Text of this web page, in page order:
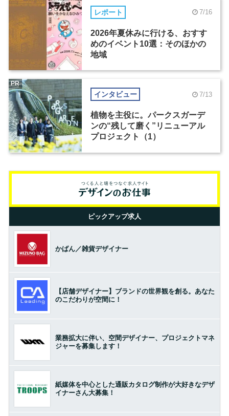
レポート 7/16
2026年夏休みに行ける、おすす
めのイベント10選：そのほかの
地域
インタビュー 7/13
植物を主役に。パークスガーデ
ンの“残して磨く”リニューアル
プロジェクト（1）
PR
ピックアップ求人
かばん／雑貨デザイナー
【店舗デザイナー】ブランドの世界観を創る。あなた
のこだわりが空間に！
業務拡大に伴い、空間デザイナー、プロジェクトマネ
ジャーを募集します！
紙媒体を中心とした通販カタログ制作が大好きなデザ
イナーさん大募集！